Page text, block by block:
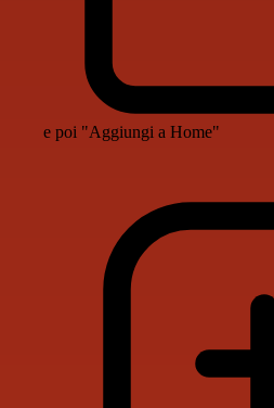
e poi "Aggiungi a Home"